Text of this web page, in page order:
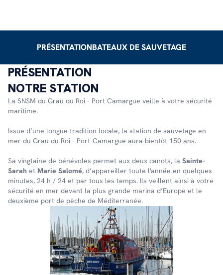
PRÉSENTATIONBATEAUX DE SAUVETAGE
PRÉSENTATION
NOTRE STATION
La SNSM du Grau du Roi - Port Camargue veille à votre sécurité
maritime.
Issue d’une longue tradition locale, la station de sauvetage en
mer du Grau du Roi - Port-Camargue aura bientôt 150 ans.
Sa vingtaine de bénévoles permet aux deux canots, la Sainte-
Sarah et Marie Salomé, d’appareiller toute l'année en quelques
minutes, 24 h / 24 et par tous les temps. Ils veillent ainsi à votre
sécurité en mer devant la plus grande marina d’Europe et le
deuxième port de pêche de Méditerranée.